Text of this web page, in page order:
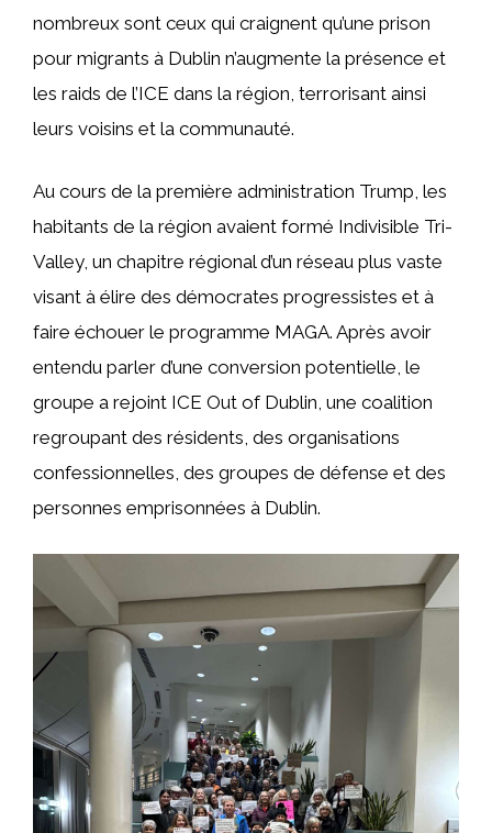
nombreux sont ceux qui craignent qu’une prison
pour migrants à Dublin n’augmente la présence et
les raids de l’ICE dans la région, terrorisant ainsi
leurs voisins et la communauté.
Au cours de la première administration Trump, les
habitants de la région avaient formé Indivisible Tri-
Valley, un chapitre régional d’un réseau plus vaste
visant à élire des démocrates progressistes et à
faire échouer le programme MAGA. Après avoir
entendu parler d’une conversion potentielle, le
groupe a rejoint ICE Out of Dublin, une coalition
regroupant des résidents, des organisations
confessionnelles, des groupes de défense et des
personnes emprisonnées à Dublin.